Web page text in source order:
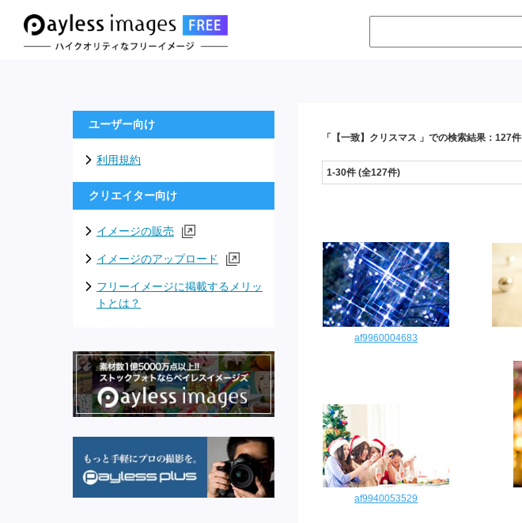
「【一致】クリスマス 」での検索結果：127件
1-30件 (全127件)
af9960004683
af9940053529
ユーザー向け
利用規約
クリエイター向け
イメージの販売
イメージのアップロード
フリーイメージに掲載するメリッ
トとは？